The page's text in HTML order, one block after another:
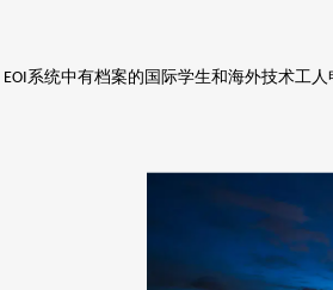
EOI 系统中有档案的国际学生和海外技术工